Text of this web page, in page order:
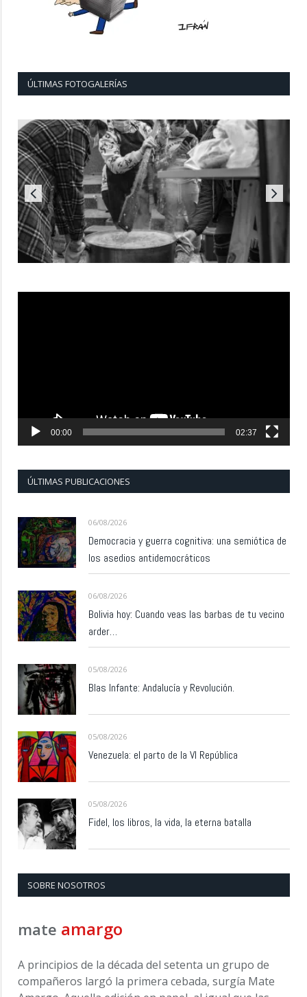
ÚLTIMAS FOTOGALERÍAS
00:00 02:37
ÚLTIMAS PUBLICACIONES
06/08/2026
Democracia y guerra cognitiva: una semiótica de
los asedios antidemocráticos
06/08/2026
Bolivia hoy: Cuando veas las barbas de tu vecino
arder…
05/08/2026
Blas Infante: Andalucía y Revolución.
05/08/2026
Venezuela: el parto de la VI República
05/08/2026
Fidel, los libros, la vida, la eterna batalla
SOBRE NOSOTROS
mate amargo
A principios de la década del setenta un grupo de
compañeros largó la primera cebada, surgía Mate